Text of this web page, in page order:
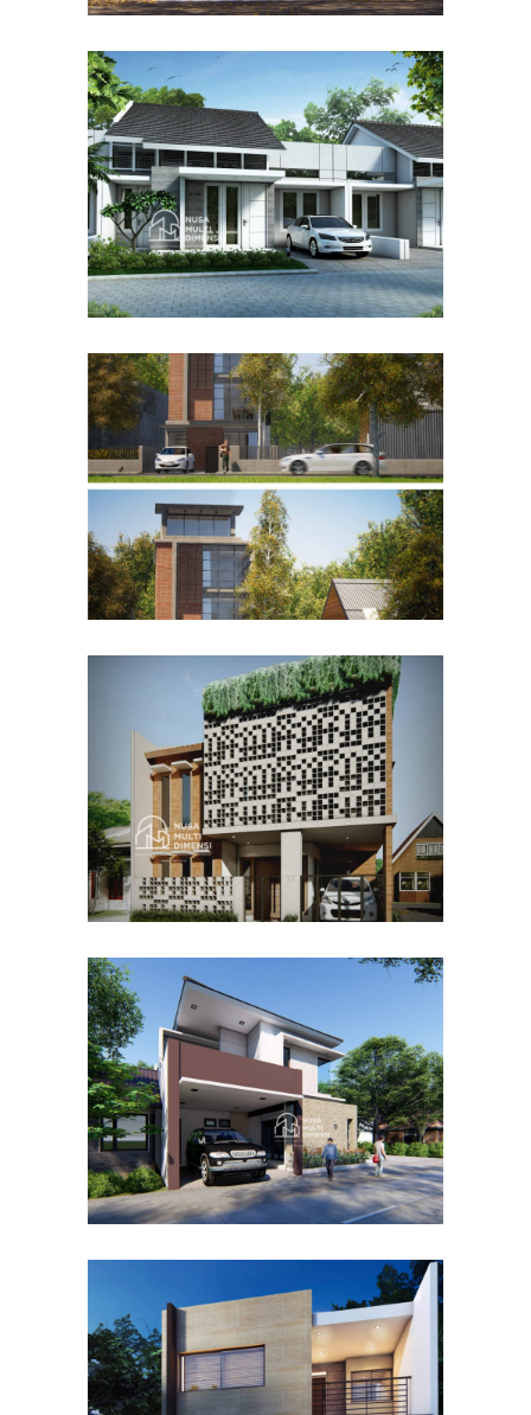
Desain Cluster Graha di
Karanggan Cibubur
DESAIN RUMAH TERBAIK
Desain Rumah Bapak Husain
di Bandung
DESAIN RUMAH TERBAIK
Desain Rumah Bapak Azwar
di Cibinong Bogor
DESAIN RUMAH TERBAIK
Desain Rumah Hook
Alternatif di Cibubur
DESAIN RUMAH TERBAIK
Desain Rumah Taman
Mutiara di Cibinong Bogor
DESAIN RUMAH TERBAIK